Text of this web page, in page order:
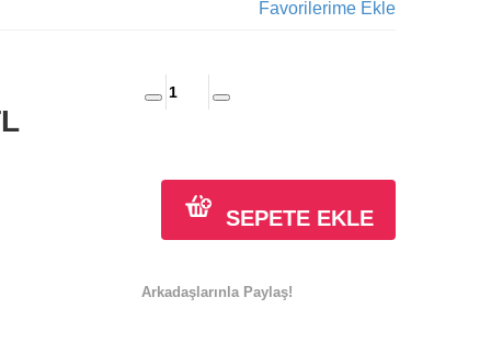
Favorilerime Ekle
SEPETE EKLE
Arkadaşlarınla Paylaş!